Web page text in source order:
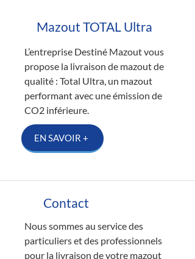
Mazout TOTAL Ultra
EN SAVOIR +
L’entreprise Destiné Mazout vous
propose la livraison de mazout de
qualité : Total Ultra, un mazout
performant avec une émission de
CO2 inférieure.
Contact
Nous sommes au service des
particuliers et des professionnels
pour la livraison de votre mazout